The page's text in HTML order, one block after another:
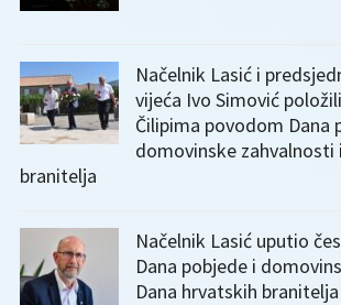
Načelnik Lasić i
vijeća Ivo Simović
Čilipima povodom Dana
domovinske zahvalnosti
branitelja
Načelnik Lasić uputio
Dana pobjede i
Dana hrvatskih branitelja